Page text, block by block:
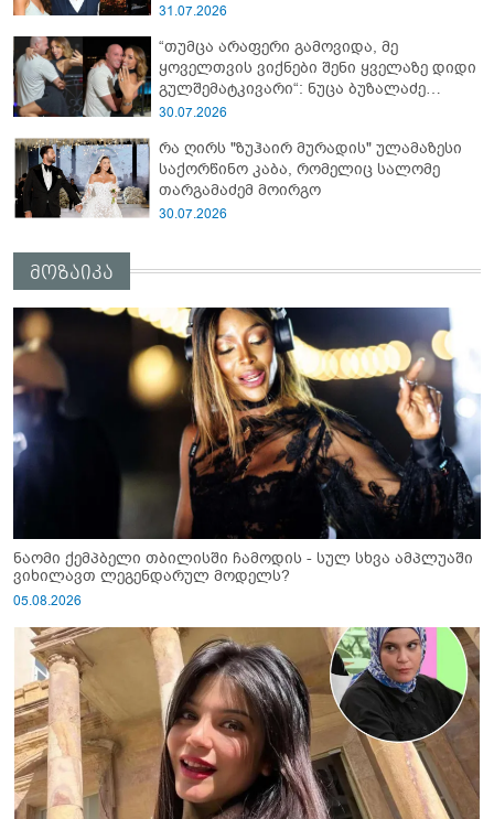
31.07.2026
“თუმცა არაფერი გამოვიდა, მე
ყოველთვის ვიქნები შენი ყველაზე დიდი
გულშემატკივარი“: ნუცა ბუზალაძე
რჩეულს დაშორდა?
30.07.2026
რა ღირს "ზუჰაირ მურადის" ულამაზესი
საქორწინო კაბა, რომელიც სალომე
თარგამაძემ მოირგო
30.07.2026
მოზაიკა
ნაომი ქემპბელი თბილისში ჩამოდის - სულ სხვა ამპლუაში
ვიხილავთ ლეგენდარულ მოდელს?
05.08.2026